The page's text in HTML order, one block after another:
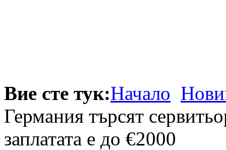
Вие сте тук:Начало
Германия търсят
заплатата е до €2000